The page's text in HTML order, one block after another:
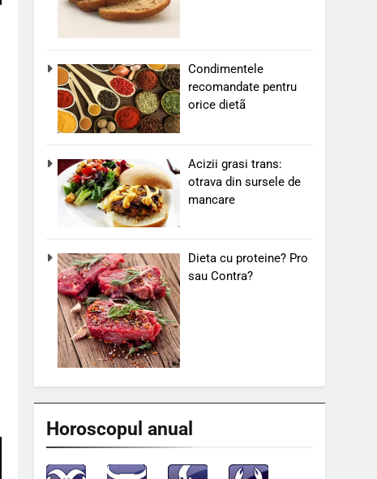
Condimentele
recomandate pentru
orice dietã
Acizii grasi trans:
otrava din sursele de
mancare
Dieta cu proteine? Pro
sau Contra?
Horoscopul anual